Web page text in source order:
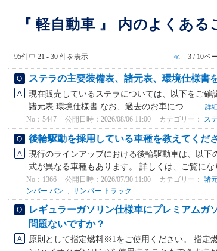
『 軽自動車 』 内のよくある
95件中 21 - 30 件を表示 ≪ 3 / 10ペ
ステラの主要装備表、諸元表、環境仕様書
現在販売しているステラについては、以下をご
諸元表 環境仕様書 なお、過去のお車につ...
詳
No：5447 公開日時：2026/08/06 11:00 カテゴリー： ス
後輪駆動を採用している車種を教えてくださ
現行のラインアップにおける後輪駆動車は、以
式が異なる車種もあります。 詳しくは、ご覧にな
No：1366 公開日時：2026/07/30 11:00 カテゴリー： 諸
ンバー バン , サンバー トラック
レギュラーガソリン仕様車にプレミアムガ
問題ないですか？
原則として指定燃料※1をご使用ください。 指定